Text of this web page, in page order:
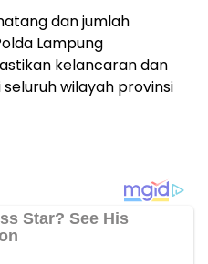
dan jumlah
Lampung
kelancaran dan
wilayah provinsi